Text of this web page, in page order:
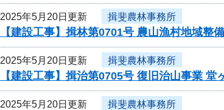
2025年5月20日更新 揖斐農林事務所
【建設工事】揖林第0701号 農山漁村地域
2025年5月20日更新 揖斐農林事務所
【建設工事】揖治第0705号 復旧治山事業
2025年5月20日更新 揖斐農林事務所